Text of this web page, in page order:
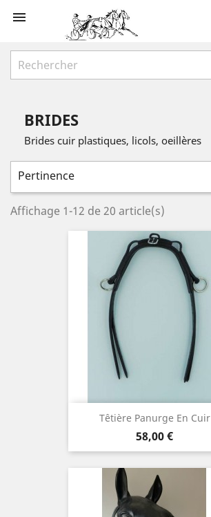

BRIDES
Brides cuir plastiques, licols, oeillères
Pertinence
Affichage 1-12 de 20 article(s)
Têtière Panurge En Cuir
Prix
58,00 €